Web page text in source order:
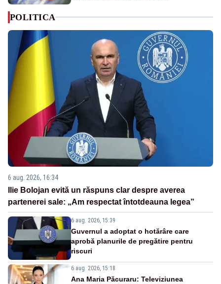
POLITICA
6 aug. 2026, 16:34
Ilie Bolojan evită un răspuns clar despre averea
partenerei sale: „Am respectat întotdeauna legea”
6 aug. 2026, 15:39
Guvernul a adoptat o hotărâre care
aprobă planurile de pregătire pentru
riscuri
6 aug. 2026, 15:18
Ana Maria Păcuraru: Televiziunea